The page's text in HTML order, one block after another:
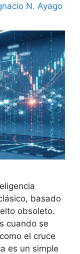
N. Ayago
basado
obsoleto.
cuando se
el cruce
es un simple